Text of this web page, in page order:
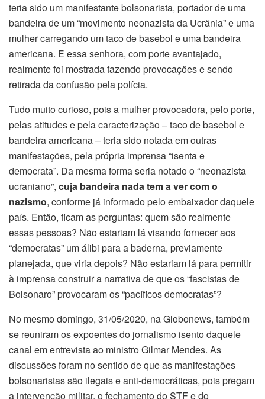
teria sido um manifestante bolsonarista, portador de uma
bandeira de um “movimento neonazista da Ucrânia” e uma
mulher carregando um taco de basebol e uma bandeira
americana. E essa senhora, com porte avantajado,
realmente foi mostrada fazendo provocações e sendo
retirada da confusão pela polícia.
Tudo muito curioso, pois a mulher provocadora, pelo porte,
pelas atitudes e pela caracterização – taco de basebol e
bandeira americana – teria sido notada em outras
manifestações, pela própria imprensa “isenta e
democrata”. Da mesma forma seria notado o “neonazista
ucraniano”, cuja bandeira nada tem a ver com o
nazismo, conforme já informado pelo embaixador daquele
país. Então, ficam as perguntas: quem são realmente
essas pessoas? Não estariam lá visando fornecer aos
“democratas” um álibi para a baderna, previamente
planejada, que viria depois? Não estariam lá para permitir
à imprensa construir a narrativa de que os “fascistas de
Bolsonaro” provocaram os “pacíficos democratas”?
No mesmo domingo, 31/05/2020, na Globonews, também
se reuniram os expoentes do jornalismo isento daquele
canal em entrevista ao ministro Gilmar Mendes. As
discussões foram no sentido de que as manifestações
bolsonaristas são ilegais e anti-democráticas, pois pregam
a intervenção militar, o fechamento do STF e do